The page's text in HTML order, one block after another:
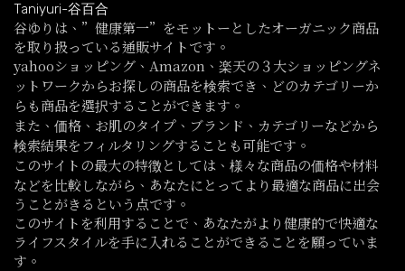
Taniyuri-谷百合
谷ゆりは、”健康第一”をモットーとしたオーガニック商品
を取り扱っている通販サイトです。
yahooショッピング、Amazon、楽天の３大ショッピングネ
ットワークからお探しの商品を検索でき、どのカテゴリーか
らも商品を選択することができます。
また、価格、お肌のタイプ、ブランド、カテゴリーなどから
検索結果をフィルタリングすることも可能です。
このサイトの最大の特徴としては、様々な商品の価格や材料
などを比較しながら、あなたにとってより最適な商品に出会
うことがきるという点です。
このサイトを利用することで、あなたがより健康的で快適な
ライフスタイルを手に入れることができることを願っていま
す。